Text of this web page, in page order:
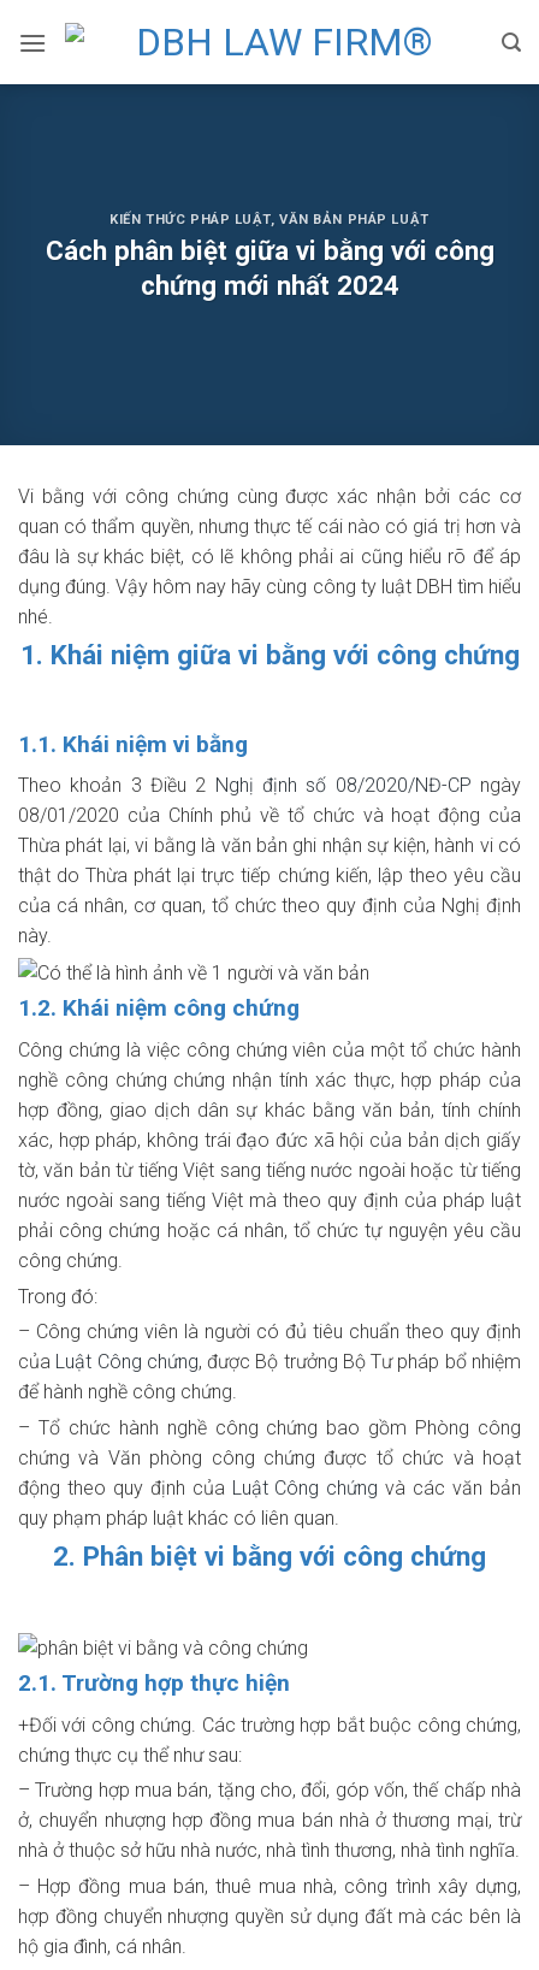
KIẾN THỨC PHÁP LUẬT,VĂN BẢN PHÁP LUẬT
Cách phân biệt giữa vi bằng với công
chứng mới nhất 2024
Vi bằng với công chứng cùng được xác nhận bởi các cơ
quan có thẩm quyền, nhưng thực tế cái nào có giá trị hơn và
đâu là sự khác biệt, có lẽ không phải ai cũng hiểu rõ để áp
dụng đúng. Vậy hôm nay hãy cùng công ty luật DBH tìm hiểu
nhé.
1. Khái niệm giữa vi bằng với công chứng
1.1. Khái niệm vi bằng
Theo khoản 3 Điều 2 Nghị định số 08/2020/NĐ-CP ngày
08/01/2020 của Chính phủ về tổ chức và hoạt động của
Thừa phát lại, vi bằng là văn bản ghi nhận sự kiện, hành vi có
thật do Thừa phát lại trực tiếp chứng kiến, lập theo yêu cầu
của cá nhân, cơ quan, tổ chức theo quy định của Nghị định
này.
1.2. Khái niệm công chứng
Công chứng là việc công chứng viên của một tổ chức hành
nghề công chứng chứng nhận tính xác thực, hợp pháp của
hợp đồng, giao dịch dân sự khác bằng văn bản, tính chính
xác, hợp pháp, không trái đạo đức xã hội của bản dịch giấy
tờ, văn bản từ tiếng Việt sang tiếng nước ngoài hoặc từ tiếng
nước ngoài sang tiếng Việt mà theo quy định của pháp luật
phải công chứng hoặc cá nhân, tổ chức tự nguyện yêu cầu
công chứng.
Trong đó:
– Công chứng viên là người có đủ tiêu chuẩn theo quy định
của Luật Công chứng, được Bộ trưởng Bộ Tư pháp bổ nhiệm
để hành nghề công chứng.
– Tổ chức hành nghề công chứng bao gồm Phòng công
chứng và Văn phòng công chứng được tổ chức và hoạt
động theo quy định của Luật Công chứng và các văn bản
quy phạm pháp luật khác có liên quan.
2. Phân biệt vi bằng với công chứng
2.1. Trường hợp thực hiện
+Đối với công chứng. Các trường hợp bắt buộc công chứng,
chứng thực cụ thể như sau:
– Trường hợp mua bán, tặng cho, đổi, góp vốn, thế chấp nhà
ở, chuyển nhượng hợp đồng mua bán nhà ở thương mại, trừ
nhà ở thuộc sở hữu nhà nước, nhà tình thương, nhà tình nghĩa.
– Hợp đồng mua bán, thuê mua nhà, công trình xây dựng,
hợp đồng chuyển nhượng quyền sử dụng đất mà các bên là
hộ gia đình, cá nhân.